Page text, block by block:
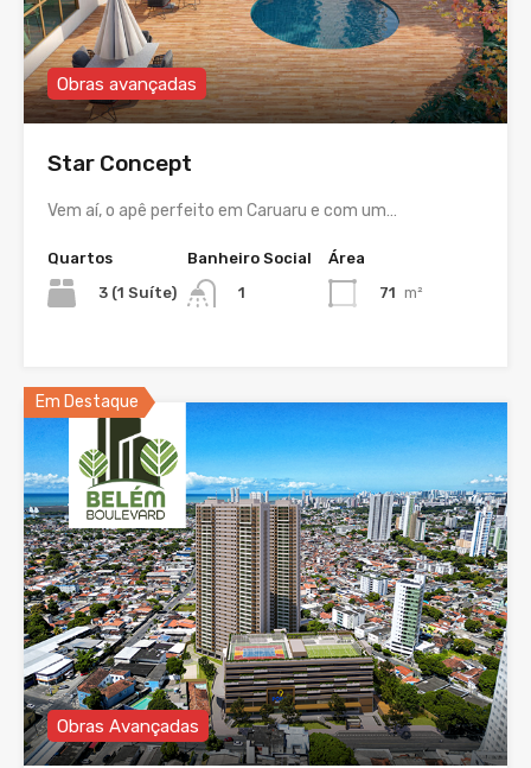
Obras avançadas
Star Concept
Vem aí, o apê perfeito em Caruaru e com um…
Quartos
3 (1 Suíte)
Banheiro Social
1
Área
71 m²
Em Destaque
Obras Avançadas